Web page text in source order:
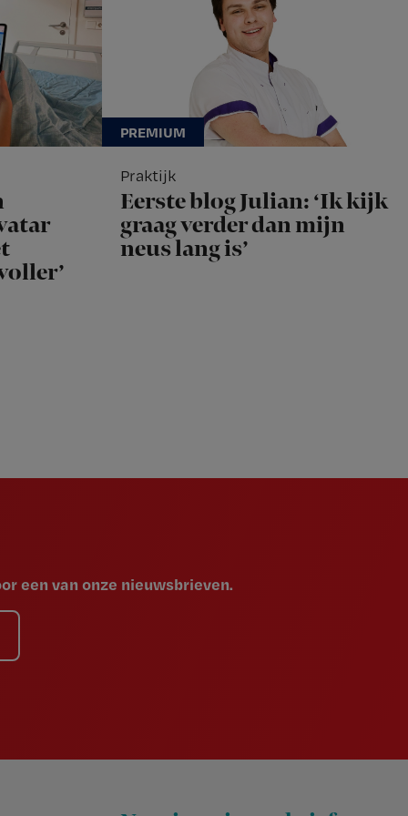
Praktijk
Eerste blog Julian: ‘Ik kijk
graag verder dan mijn
neus lang is’
een van onze nieuwsbrieven.